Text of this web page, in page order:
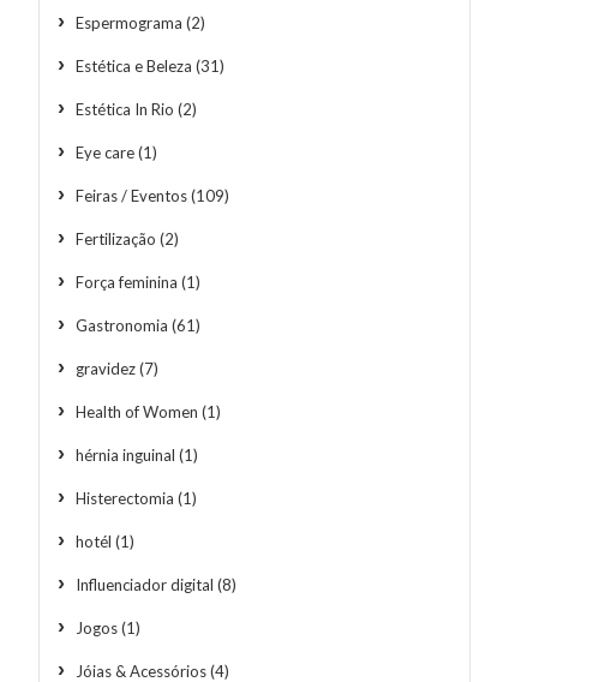
Espermograma (2)
Estética e Beleza (31)
Estética In Rio (2)
Eye care(1)
Feiras / Eventos(109)
Fertilização (2)
Força feminina (1)
Gastronomia (61)
gravidez(7)
Health of Women (1)
hérnia inguinal (1)
Histerectomia (1)
hotél (1)
Influenciador digital (8)
Jogos(1)
Jóias & Acessórios(4)